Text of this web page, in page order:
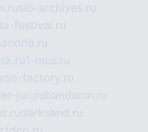
sib-archives.ru
festival.ru
1-mus.ru
factory.ru
jun.rubandamn.ru
darksand.ru